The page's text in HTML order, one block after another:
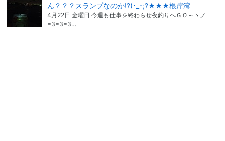
ん？？？スランプなのか!?(･_･;?★★★根岸湾
4月22日 金曜日 今週も仕事を終わらせ夜釣りへＧＯ～ヽノ
=3=3=3…